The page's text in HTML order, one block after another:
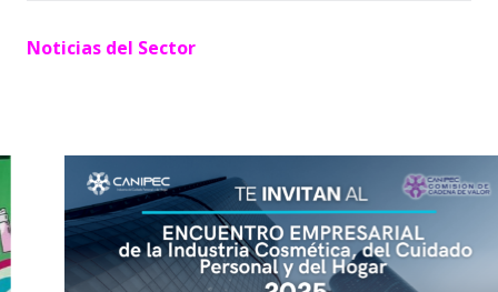
Noticias del Sector